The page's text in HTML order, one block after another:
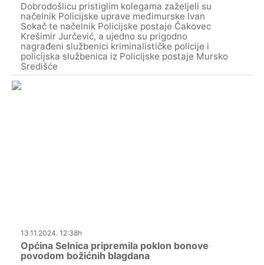
Dobrodošlicu pristiglim kolegama zaželjeli su
načelnik Policijske uprave međimurske Ivan
Sokač te načelnik Policijske postaje Čakovec
Krešimir Jurčević, a ujedno su prigodno
nagrađeni službenici kriminalističke policije i
policijska službenica iz Policijske postaje Mursko
Središće
13.11.2024. 12:38h
Općina Selnica pripremila poklon bonove
povodom božićnih blagdana